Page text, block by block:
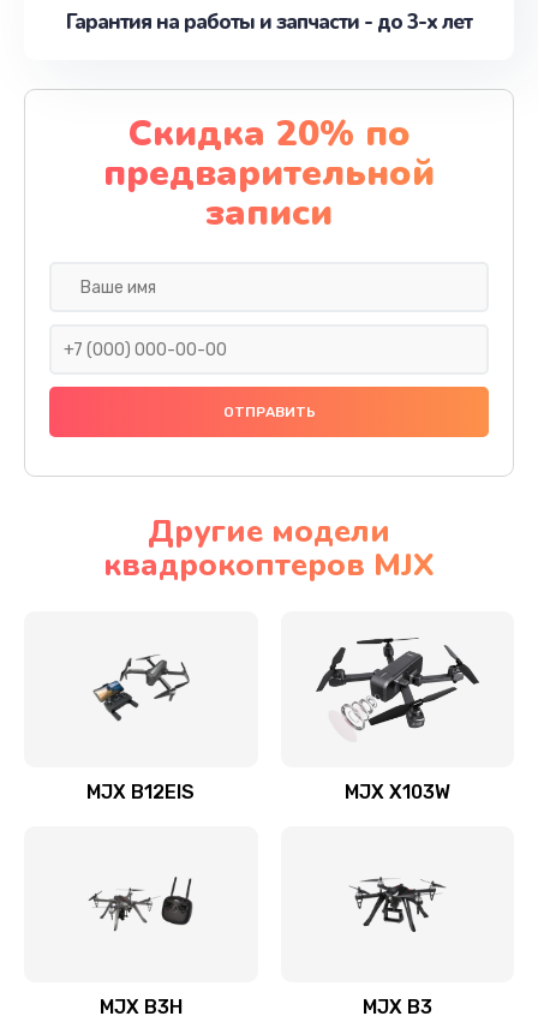
Гарантия на работы и запчасти - до 3-х лет
Скидка 20% по
предварительной
записи
Другие модели
квадрокоптеров MJX
MJX B12EIS MJX X103W
MJX B3H MJX B3